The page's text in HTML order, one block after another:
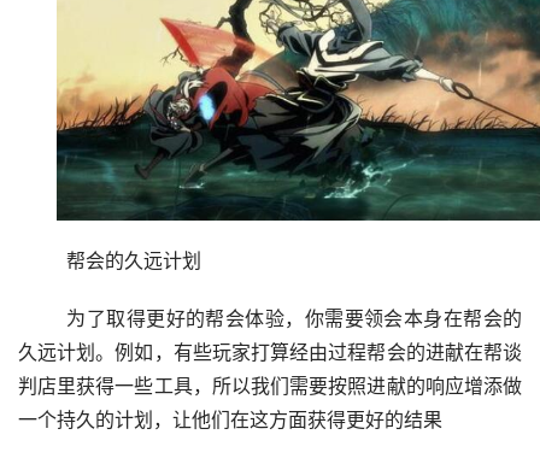
	帮会的久远计划
久远计划。例如，有些玩家打算经由过程帮会的进献在帮谈
判店里获得一些工具，所以我们需要按照进献的响应增添做
一个持久的计划，让他们在这方面获得更好的结果